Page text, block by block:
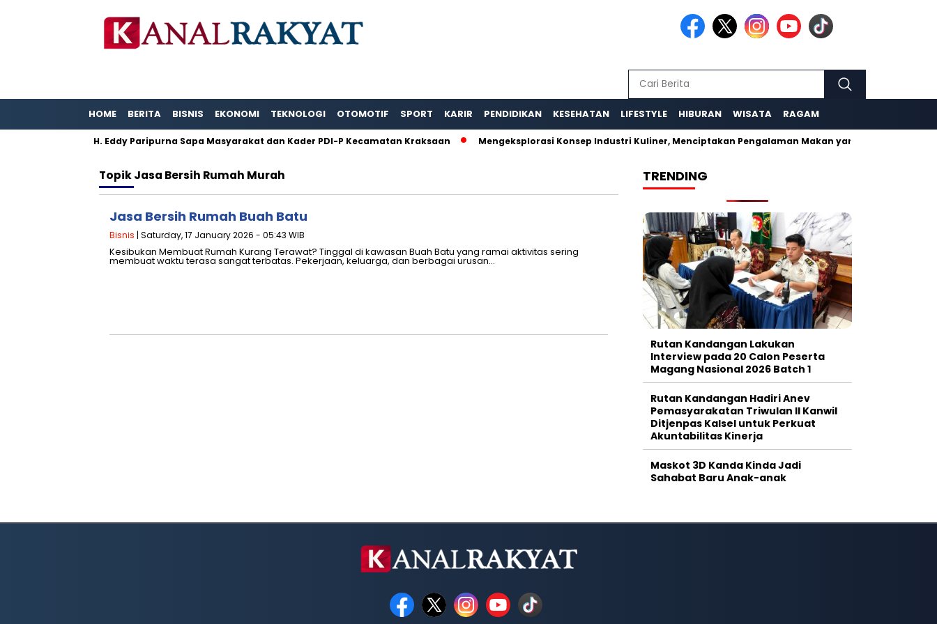
HOME BERITA BISNIS EKONOMI TEKNOLOGI OTOMOTIF SPORT KARIR PENDIDIKAN KESEHATAN LIFESTYLE HIBURAN WISATA RAGAM
H. Eddy Paripurna Sapa Masyarakat dan Kader PDI-P Kecamatan Kraksaan Mengeksplorasi Konsep Industri Kuliner, Menciptakan Pengalaman Makan yang Tak Terlupakan
TopikJasa Bersih Rumah Murah
Jasa Bersih Rumah Buah Batu
Bisnis | Saturday, 17 January 2026 - 05:43 WIB
Kesibukan Membuat Rumah Kurang Terawat? Tinggal di kawasan Buah Batu yang ramai aktivitas sering
membuat waktu terasa sangat terbatas. Pekerjaan, keluarga, dan berbagai urusan…
TRENDING
Rutan Kandangan Lakukan
Interview pada 20 Calon Peserta
Magang Nasional 2026 Batch 1
Rutan Kandangan Hadiri Anev
Pemasyarakatan Triwulan II Kanwil
Ditjenpas Kalsel untuk Perkuat
Akuntabilitas Kinerja
Maskot 3D Kanda Kinda Jadi
Sahabat Baru Anak-anak